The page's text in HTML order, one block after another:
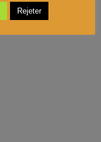
Rejeter